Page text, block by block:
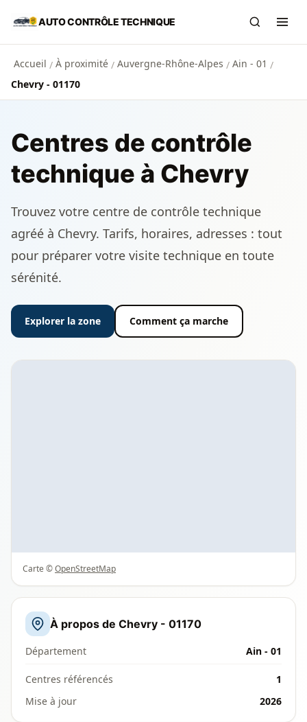
Aller au contenu principal
AUTO CONTRÔLE TECHNIQUE
Accueil / À proximité / Auvergne-Rhône-Alpes / Ain - 01 /
Chevry - 01170
Centres de contrôle
technique à Chevry
Trouvez votre centre de contrôle technique
agréé à Chevry. Tarifs, horaires, adresses : tout
pour préparer votre visite technique en toute
sérénité.
Explorer la zone Comment ça marche
Carte ©OpenStreetMap
À propos de Chevry - 01170
Département Ain - 01
Centres référencés
1
Mise à jour
2026